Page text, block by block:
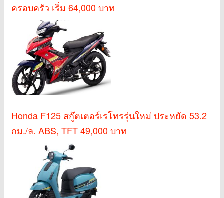
ครอบครัว เริ่ม 64,000 บาท
Honda F125 สกู๊ตเตอร์เรโทรรุ่นใหม่ ประหยัด 53.2
กม./ล. ABS, TFT 49,000 บาท